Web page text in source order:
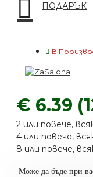
ПОДАРЪК
€ 6.39
2 или повече,
4 или повече,
8 или повече,
В
Може да бъде при